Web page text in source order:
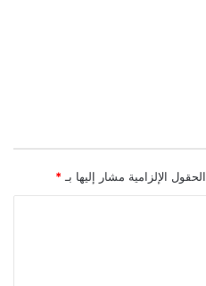
الحقول الإلزامية مشار إليها بـ *